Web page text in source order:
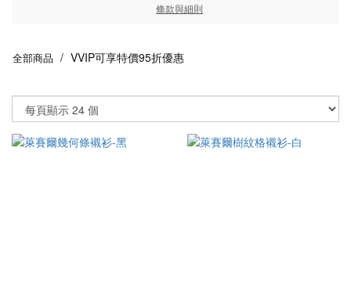
條款與細則
全部商品 VVIP可享特價95折優惠